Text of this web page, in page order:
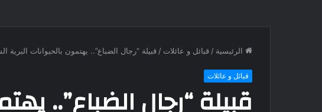
الرئيسية / قبائل و عائلات / قبيلة “رجال الضباع”.. يهتمون بالحيوانات البرية
قبائل و عائلات
قبيلة “رجال الضباع”..